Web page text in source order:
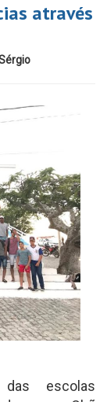
através
escolas